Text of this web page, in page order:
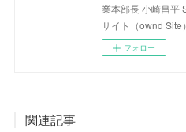
業本部長 小崎昌平
サイト（ownd Site）
フォロー
関連記事